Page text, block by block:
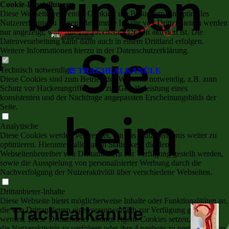
TRACHEALKANÜLE
bringen
Sie
heim
Trachealkanüle
Cookie-Einstellungen
Diese Webseite verwendet Cookies, um Besuchern ein optimales
Nutzererlebnis zu bieten. Bestimmte Inhalte von Drittanbietern werden
nur angezeigt, wenn die entsprechende Option aktiviert ist. Die
Datenverarbeitung kann dann auch in einem Drittland erfolgen.
Weitere Informationen hierzu in der Datenschutzerklärung.
Technisch notwendige
Diese Cookies sind zum Betrieb der Webseite notwendig, z.B. zum
Schutz vor Hackerangriffen und zur Gewährleistung eines
konsistenten und der Nachfrage angepassten Erscheinungsbilds der
Seite.
Analytische
Diese Cookies werden verwendet, um das Nutzererlebnis weiter zu
optimieren. Hierunter fallen auch Statistiken, die dem
Webseitenbetreiber von Drittanbietern zur Verfügung gestellt werden,
sowie die Ausspielung von personalisierter Werbung durch die
Nachverfolgung der Nutzeraktivität über verschiedene Webseiten.
Drittanbieter-Inhalte
Diese Webseite bietet möglicherweise Inhalte oder Funktionalitäten an,
die von Drittanbietern eigenverantwortlich zur Verfügung gestellt
werden. Diese Drittanbieter können eigene Cookies setzen, z.B. um